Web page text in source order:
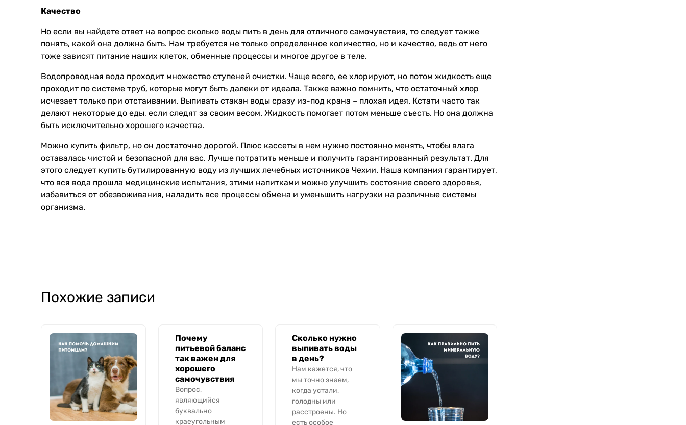
Качество
Но если вы найдете ответ на вопрос сколько воды пить в день для отличного самочувствия, то следует также
понять, какой она должна быть. Нам требуется не только определенное количество, но и качество, ведь от него
тоже зависят питание наших клеток, обменные процессы и многое другое в теле.
Водопроводная вода проходит множество ступеней очистки. Чаще всего, ее хлорируют, но потом жидкость еще
проходит по системе труб, которые могут быть далеки от идеала. Также важно помнить, что остаточный хлор
исчезает только при отстаивании. Выпивать стакан воды сразу из-под крана – плохая идея. Кстати часто так
делают некоторые до еды, если следят за своим весом. Жидкость помогает потом меньше съесть. Но она должна
быть исключительно хорошего качества.
Можно купить фильтр, но он достаточно дорогой. Плюс кассеты в нем нужно постоянно менять, чтобы влага
оставалась чистой и безопасной для вас. Лучше потратить меньше и получить гарантированный результат. Для
этого следует купить бутилированную воду из лучших лечебных источников Чехии. Наша компания гарантирует,
что вся вода прошла медицинские испытания, этими напитками можно улучшить состояние своего здоровья,
избавиться от обезвоживания, наладить все процессы обмена и уменьшить нагрузки на различные системы
организма.
Похожие записи
Почему
питьевой баланс
так важен для
хорошего
самочувствия
Вопрос,
являющийся
буквально
краеугольным
Сколько нужно
выпивать воды
в день?
Нам кажется, что
мы точно знаем,
когда устали,
голодны или
расстроены. Но
есть особое